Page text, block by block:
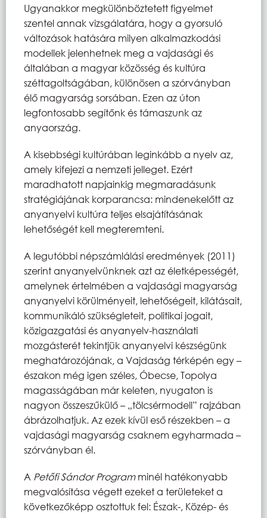
Ugyanakkor megkülönböztetett figyelmet
szentel annak vizsgálatára, hogy a gyorsuló
változások hatására milyen alkalmazkodási
modellek jelenhetnek meg a vajdasági és
általában a magyar közösség és kultúra
széttagoltságában, különösen a szórványban
élő magyarság sorsában. Ezen az úton
legfontosabb segítőnk és támaszunk az
anyaország.
A kisebbségi kultúrában leginkább a nyelv az,
amely kifejezi a nemzeti jelleget. Ezért
maradhatott napjainkig megmaradásunk
stratégiájának korparancsa: mindenekelőtt az
anyanyelvi kultúra teljes elsajátításának
lehetőségét kell megteremteni.
A legutóbbi népszámlálási eredmények (2011)
szerint anyanyelvünknek azt az életképességét,
amelynek értelmében a vajdasági magyarság
anyanyelvi körülményeit, lehetőségeit, kilátásait,
kommunikáló szükségleteit, politikai jogait,
közigazgatási és anyanyelv-használati
mozgásterét tekintjük anyanyelvi készségünk
meghatározójának, a Vajdaság térképén egy –
északon még igen széles, Óbecse, Topolya
magasságában már keleten, nyugaton is
nagyon összeszűkülő – „tölcsérmodell” rajzában
ábrázolhatjuk. Az ezek kívül eső részekben – a
vajdasági magyarság csaknem egyharmada –
szórványban él.
A Petőfi Sándor Programminél hatékonyabb
megvalósítása végett ezeket a területeket a
következőképp osztottuk fel: Észak-, Közép- és